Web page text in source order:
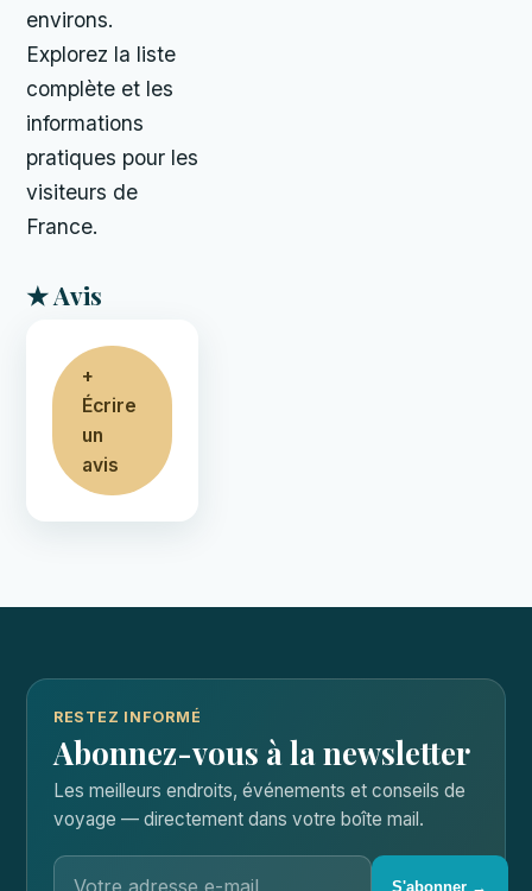
environs.
Explorez la liste
complète et les
informations
pratiques pour les
visiteurs de
France.
★ Avis
+
Écrire
un
avis
RESTEZ INFORMÉ
Abonnez-vous à la newsletter
Les meilleurs endroits, événements et conseils de
voyage — directement dans votre boîte mail.
S'abonner →